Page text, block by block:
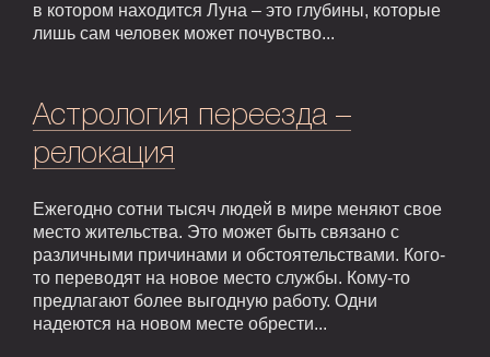
в котором находится Луна – это глубины, которые
лишь сам человек может почувство...
Астрология переезда –
релокация
Ежегодно сотни тысяч людей в мире меняют свое
место жительства. Это может быть связано с
различными причинами и обстоятельствами. Кого-
то переводят на новое место службы. Кому-то
предлагают более выгодную работу. Одни
надеются на новом месте обрести...